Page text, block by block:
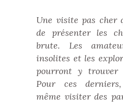
Une visite pas cher
de présenter les
brute. Les
insolites et les
pourront y trouver
Pour ces
même visiter des